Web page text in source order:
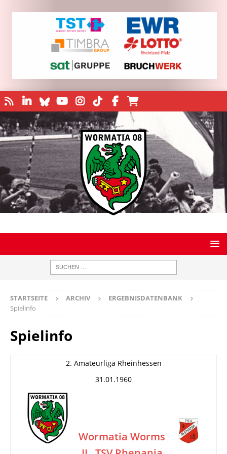
STARTSEITE ARCHIV
ERGEBNISDATENBANK
Spielinfo
Spielinfo
2. Amateurliga Rheinhessen
31.01.1960
Wormatia Worms